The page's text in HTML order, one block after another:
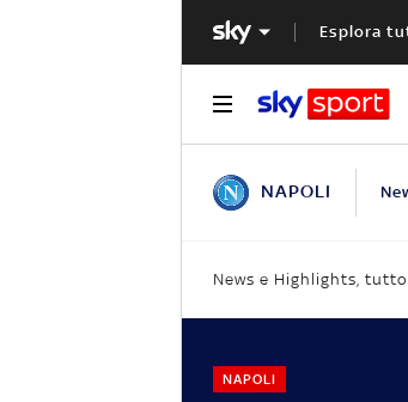
Esplora
NAPOLI
News e Highlights,
NAPOLI